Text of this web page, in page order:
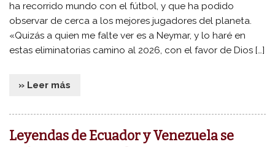
ha recorrido mundo con el fútbol, y que ha podido
observar de cerca a los mejores jugadores del planeta.
«Quizás a quien me falte ver es a Neymar, y lo haré en
estas eliminatorias camino al 2026, con el favor de Dios […]
» Leer más
Leyendas de Ecuador y Venezuela se